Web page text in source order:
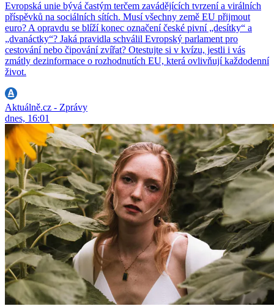
Evropská unie bývá častým terčem zavádějících tvrzení a virálních
příspěvků na sociálních sítích. Musí všechny země EU přijmout
euro? A opravdu se blíží konec označení české pivní „desítky“ a
„dvanáctky“? Jaká pravidla schválil Evropský parlament pro
cestování nebo čipování zvířat? Otestujte si v kvízu, jestli i vás
zmátly dezinformace o rozhodnutích EU, která ovlivňují každodenní
život.
Aktuálně.cz - Zprávy
dnes, 16:01